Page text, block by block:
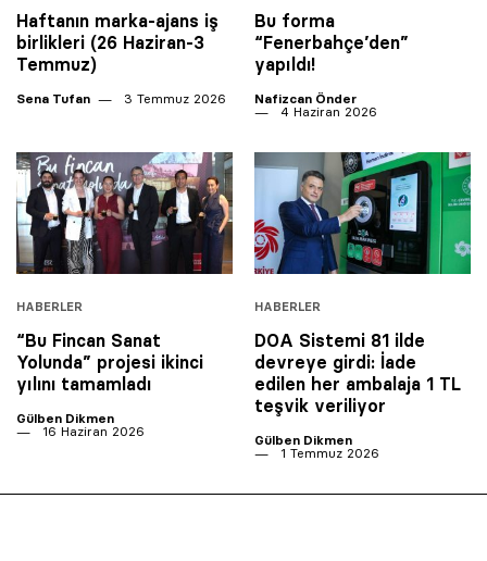
Haftanın marka-ajans iş
birlikleri (26 Haziran-3
Temmuz)
Sena Tufan 3 Temmuz 2026
Bu forma
“Fenerbahçe’den”
yapıldı!
Nafizcan Önder
4 Haziran 2026
HABERLER
“Bu Fincan Sanat
Yolunda” projesi ikinci
yılını tamamladı
Gülben Dikmen
16 Haziran 2026
HABERLER
DOA Sistemi 81 ilde
devreye girdi: İade
edilen her ambalaja 1 TL
teşvik veriliyor
Gülben Dikmen
1 Temmuz 2026